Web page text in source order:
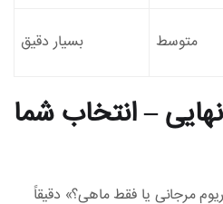
متوسط بسیار دقیق
– انتخاب شما
مرجانی یا فقط ماهی؟» دقیقاً